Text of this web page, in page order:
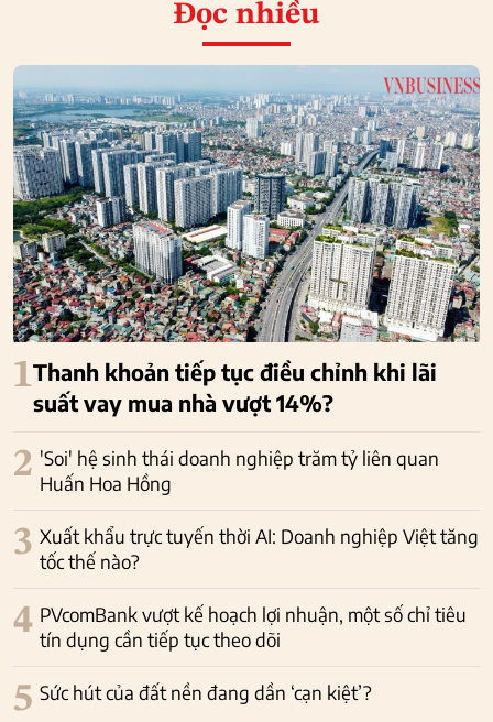
Đọc nhiều
1Thanh khoản tiếp tục điều chỉnh khi lãi
suất vay mua nhà vượt 14%?
2 'Soi' hệ sinh thái doanh nghiệp trăm tỷ liên quan
Huấn Hoa Hồng
3 Xuất khẩu trực tuyến thời AI: Doanh nghiệp Việt tăng
tốc thế nào?
4 PVcomBank vượt kế hoạch lợi nhuận, một số chỉ tiêu
tín dụng cần tiếp tục theo dõi
5 Sức hút của đất nền đang dần ‘cạn kiệt’?